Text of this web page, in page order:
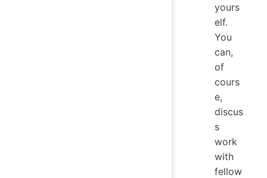
yours
elf.
You
can,
of
cours
e,
discus
s
work
with
fellow